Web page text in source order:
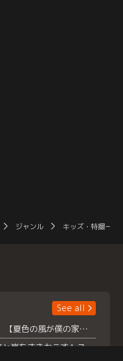
ジャンル キッズ・特撮一覧
See all
浮所飛貴主演！ 【夏色の風が僕の家にやってきた】 本日よりテラサで独占配信スタート！
『夏色の雲が恋と嵐をまきおこす』スペシャルメイキング 【Part1】2026年７月18日（土）23時30分～配信スタート！話題のシーンの裏側を大公開！豪華キャスト大集合！ 『武宮家 真夏の家族会議』開催！